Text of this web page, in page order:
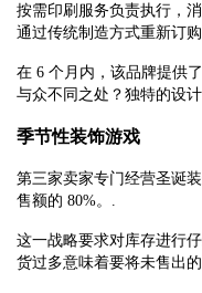
按需印刷服务负责执行，
通过传统制造方式重新订
在 6 个月内，该品牌提供
与众不同之处？独特的设
季节性装饰游戏
第三家卖家专门经营圣诞
售额的 80%。.
这一战略要求对库存进行
货过多意味着要将未售出